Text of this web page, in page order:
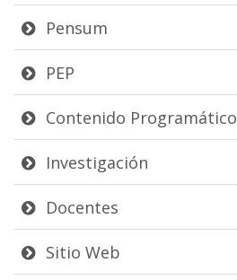
Pensum
PEP
Contenido Programático
Investigación
Docentes
Sitio Web